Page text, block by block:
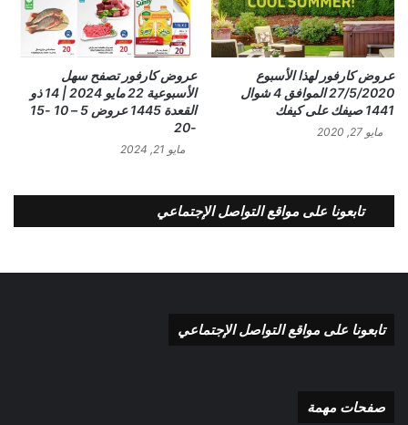
عروض كارفور لهذا الأسبوع
27/5/2020 الموافق 4 شوال
1441 صيفك على كيفك
مايو 27, 2020
عروض كارفور تصفح سهل
الأسبوعية 22 مايو 2024 | 14 ذو
القعدة 1445 عروض 5 – 10 -15
-20
مايو 21, 2024
تابعونا على مواقع التواصل الإجتماعي
تابعونا على مواقع التواصل الإجتماعي
صفحات مهمة